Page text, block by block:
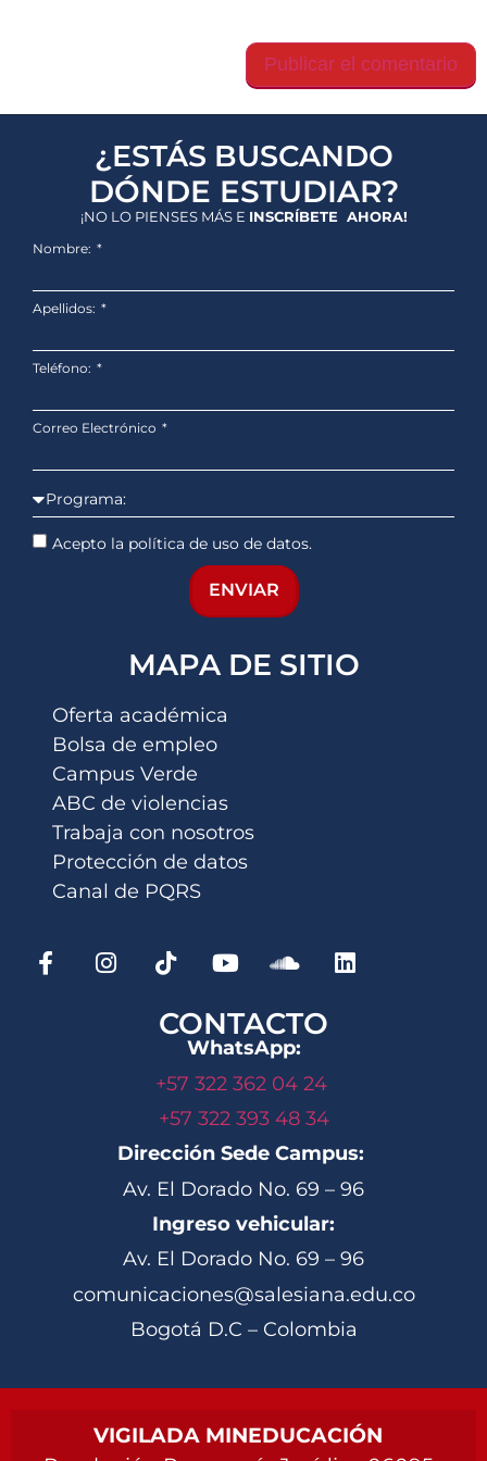
¿ESTÁS BUSCANDO
DÓNDE ESTUDIAR?
¡NO LO PIENSES MÁS E INSCRÍBETE AHORA!
Nombre:
Apellidos:
Teléfono:
Correo Electrónico
Acepto la política de uso de datos.
ENVIAR
MAPA DE SITIO
Oferta académica
Bolsa de empleo
Campus Verde
ABC de violencias
Trabaja con nosotros
Protección de datos
Canal de PQRS
CONTACTO
WhatsApp:
+57 322 362 04 24
+57 322 393 48 34
Dirección Sede Campus:
Av. El Dorado No. 69 – 96
Ingreso vehicular:
Av. El Dorado No. 69 – 96
comunicaciones@salesiana.edu.co
Bogotá D.C – Colombia
VIGILADA MINEDUCACIÓN